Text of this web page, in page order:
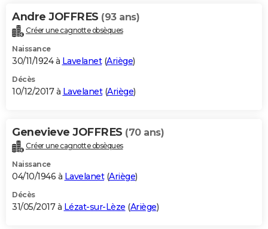
Andre JOFFRES (93 ans)
Créer une cagnotte obsèques
Naissance
30/11/1924 à Lavelanet(Ariège)
Décès
10/12/2017 à Lavelanet(Ariège)
Genevieve JOFFRES (70 ans)
Créer une cagnotte obsèques
Naissance
04/10/1946 à Lavelanet(Ariège)
Décès
31/05/2017 à Lézat-sur-Lèze (Ariège)